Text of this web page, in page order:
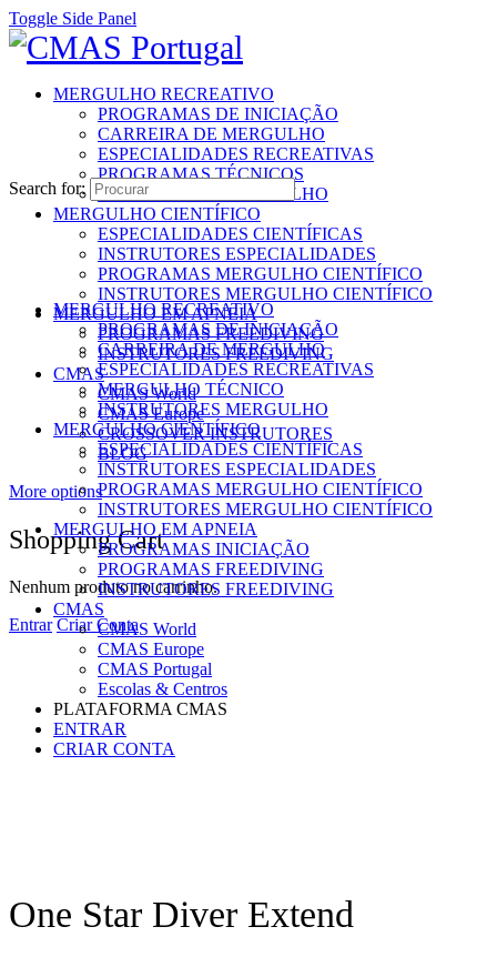
Toggle Side Panel
MERGULHO RECREATIVO
PROGRAMAS DE INICIAÇÃO
CARREIRA DE MERGULHO
ESPECIALIDADES RECREATIVAS
PROGRAMAS TÉCNICOS
INSTRUTORES MERGULHO
MERGULHO CIENTÍFICO
ESPECIALIDADES CIENTÍFICAS
INSTRUTORES ESPECIALIDADES
PROGRAMAS MERGULHO CIENTÍFICO
INSTRUTORES MERGULHO CIENTÍFICO
MERGULHO EM APNEIA
PROGRAMAS FREEDIVING
INSTRUTORES FREEDIVING
CMAS
CMAS World
CMAS Europe
CROSSOVER INSTRUTORES
BLOG
More options
Shopping Cart
Nenhum produto no carrinho.
Entrar Criar Conta
Search for:
MERGULHO RECREATIVO
PROGRAMAS DE INICIAÇÃO
CARREIRA DE MERGULHO
ESPECIALIDADES RECREATIVAS
MERGULHO TÉCNICO
INSTRUTORES MERGULHO
MERGULHO CIENTÍFICO
ESPECIALIDADES CIENTÍFICAS
INSTRUTORES ESPECIALIDADES
PROGRAMAS MERGULHO CIENTÍFICO
INSTRUTORES MERGULHO CIENTÍFICO
MERGULHO EM APNEIA
PROGRAMAS INICIAÇÃO
PROGRAMAS FREEDIVING
INSTRUTORES FREEDIVING
CMAS
CMAS World
CMAS Europe
CMAS Portugal
Escolas & Centros
PLATAFORMA CMAS
ENTRAR
CRIAR CONTA
One Star Diver Extend